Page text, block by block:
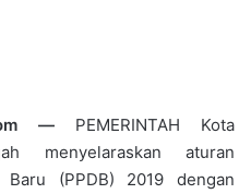
— PEMERINTAH Kota
menyelaraskan aturan
(PPDB) 2019 dengan